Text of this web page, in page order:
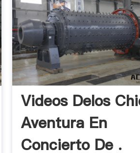
Videos Delos
Aventura En
Concierto De .